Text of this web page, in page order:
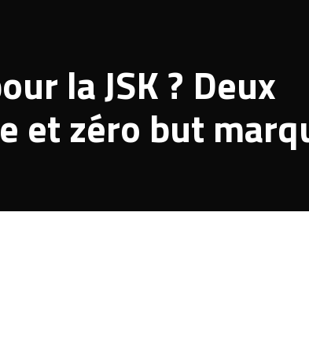
la JSK ? Deux
et zéro but